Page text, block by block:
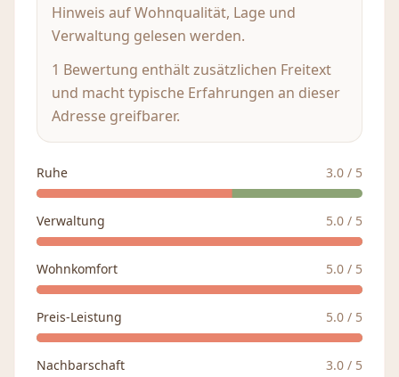
Hinweis auf Wohnqualität, Lage und
Verwaltung gelesen werden.
1 Bewertung enthält zusätzlichen Freitext
und macht typische Erfahrungen an dieser
Adresse greifbarer.
Ruhe 3.0 / 5
Verwaltung 5.0 / 5
Wohnkomfort 5.0 / 5
Preis-Leistung 5.0 / 5
Nachbarschaft 3.0 / 5